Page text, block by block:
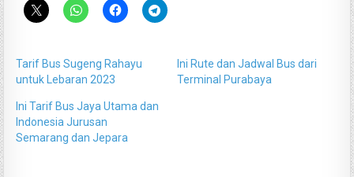
Tarif Bus Sugeng Rahayu
untuk Lebaran 2023
Ini Rute dan Jadwal Bus dari
Terminal Purabaya
Ini Tarif Bus Jaya Utama dan
Indonesia Jurusan
Semarang dan Jepara